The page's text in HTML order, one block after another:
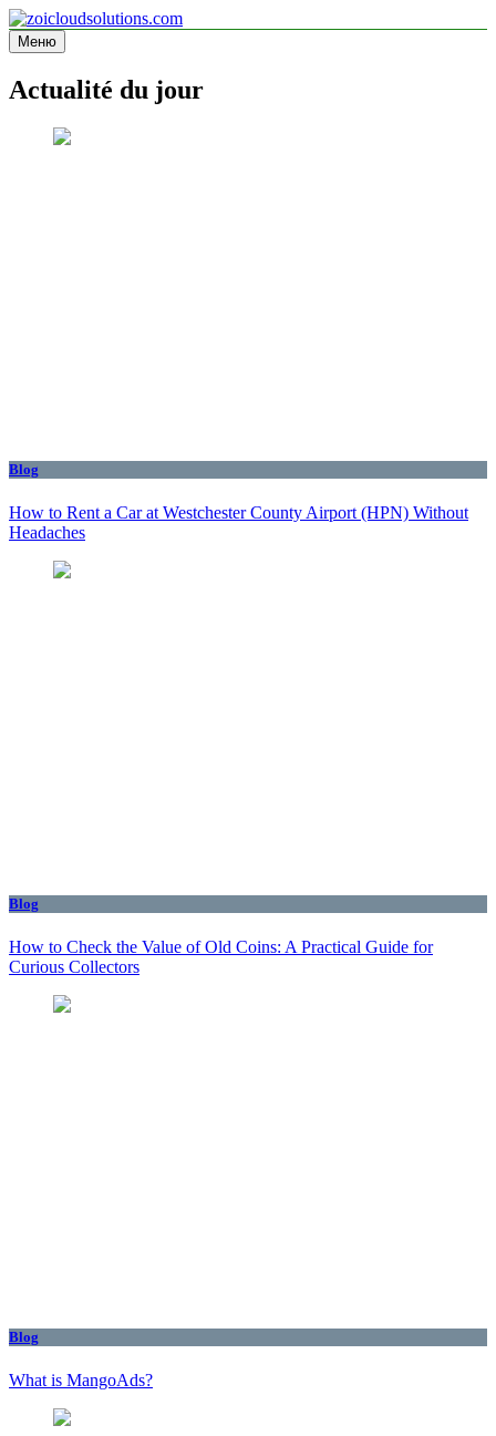
Перейти
к
содержимому
zoicloudsolutions.com
Меню
Actualité du jour
Blog
How to Rent a Car at Westchester County Airport (HPN) Without
Headaches
Blog
How to Check the Value of Old Coins: A Practical Guide for
Curious Collectors
Blog
What is MangoAds?